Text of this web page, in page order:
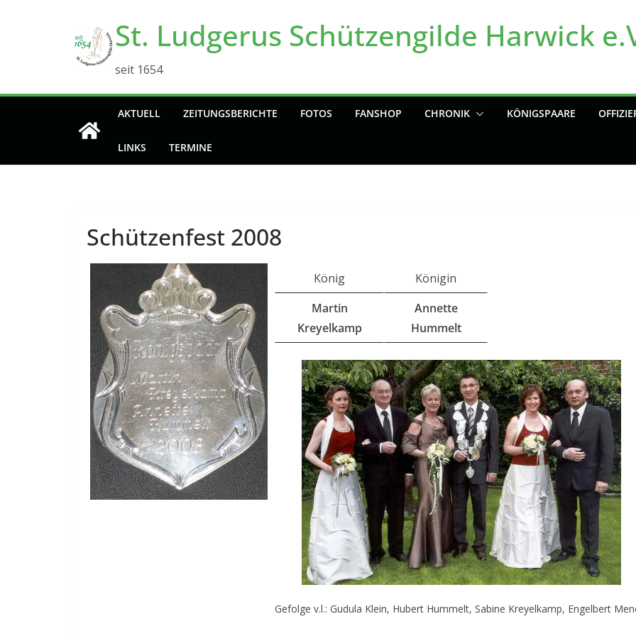
St. Ludgerus Schützengilde Harwick
seit 1654
AKTUELL ZEITUNGSBERICHTE FOTOS FANSHOP CHRONIK KÖNIGSPAARE
LINKS TERMINE
Schützenfest 2008
König
Königin
Martin
Kreyelkamp
Annette
Hummelt
Gefolge v.l.: Gudula Klein, Hubert Hummelt, Sabine Kreyelkamp, Engelbert